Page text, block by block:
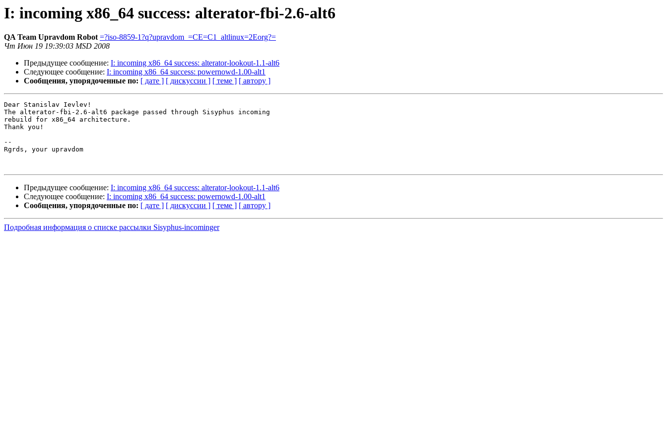
I: incoming x86_64 success: alterator-fbi-2.6-alt6
QA Team Upravdom Robot =?iso-8859-1?q?upravdom_=CE=C1_altlinux=2Eorg?=
Чт Июн 19 19:39:03 MSD 2008
Предыдущее сообщение: I: incoming x86_64 success: alterator-lookout-1.1-alt6
Следующее сообщение: I: incoming x86_64 success: powernowd-1.00-alt1
Сообщения, упорядоченные по: [ дате ] [ дискуссии ] [ теме ] [ автору ]
Dear Stanislav Ievlev!
The alterator-fbi-2.6-alt6 package passed through Sisyphus incoming
rebuild for x86_64 architecture.
Thank you!
--
Rgrds, your upravdom
Предыдущее сообщение: I: incoming x86_64 success: alterator-lookout-1.1-alt6
Следующее сообщение: I: incoming x86_64 success: powernowd-1.00-alt1
Сообщения, упорядоченные по: [ дате ] [ дискуссии ] [ теме ] [ автору ]
Подробная информация о списке рассылки Sisyphus-incominger